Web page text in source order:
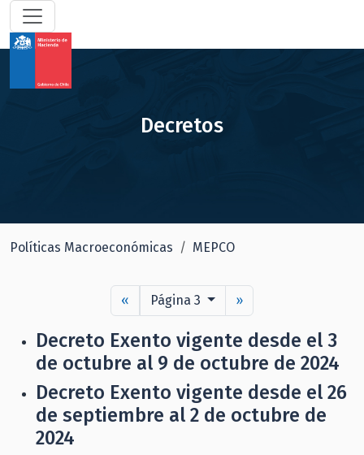
Decretos
Políticas Macroeconómicas MEPCO
« Página 3 »
Decreto Exento vigente desde el 3
de octubre al 9 de octubre de 2024
Decreto Exento vigente desde el 26
de septiembre al 2 de octubre de
2024